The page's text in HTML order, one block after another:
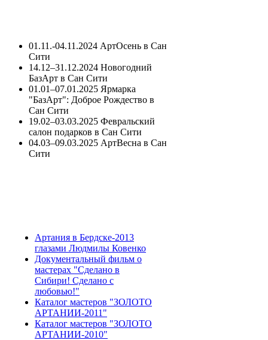
01.11.-04.11.2024 АртОсень в Сан
Сити
14.12–31.12.2024 Новогодний
БазАрт в Сан Сити
01.01–07.01.2025 Ярмарка
"БазАрт": Доброе Рождество в
Сан Сити
19.02–03.03.2025 Февральский
салон подарков в Сан Сити
04.03–09.03.2025 АртВесна в Сан
Сити
Артания в Бердске-2013
глазами Людмилы Ковенко
Документальный фильм о
мастерах "Сделано в
Сибири! Сделано с
любовью!"
Каталог мастеров "ЗОЛОТО
АРТАНИИ-2011"
Каталог мастеров "ЗОЛОТО
АРТАНИИ-2010"